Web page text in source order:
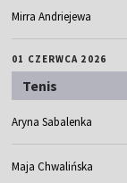
Mirra Andriejewa
01 CZERWCA 2026
Tenis
Aryna Sabalenka
Maja Chwalińska